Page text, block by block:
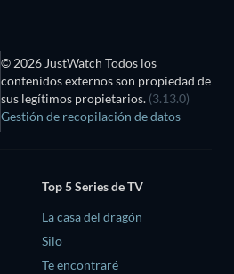
© 2026 JustWatch Todos los
contenidos externos son propiedad de
sus legítimos propietarios. (3.13.0)
Gestión de recopilación de datos
Top 5 Series de TV
La casa del dragón
Silo
Te encontraré